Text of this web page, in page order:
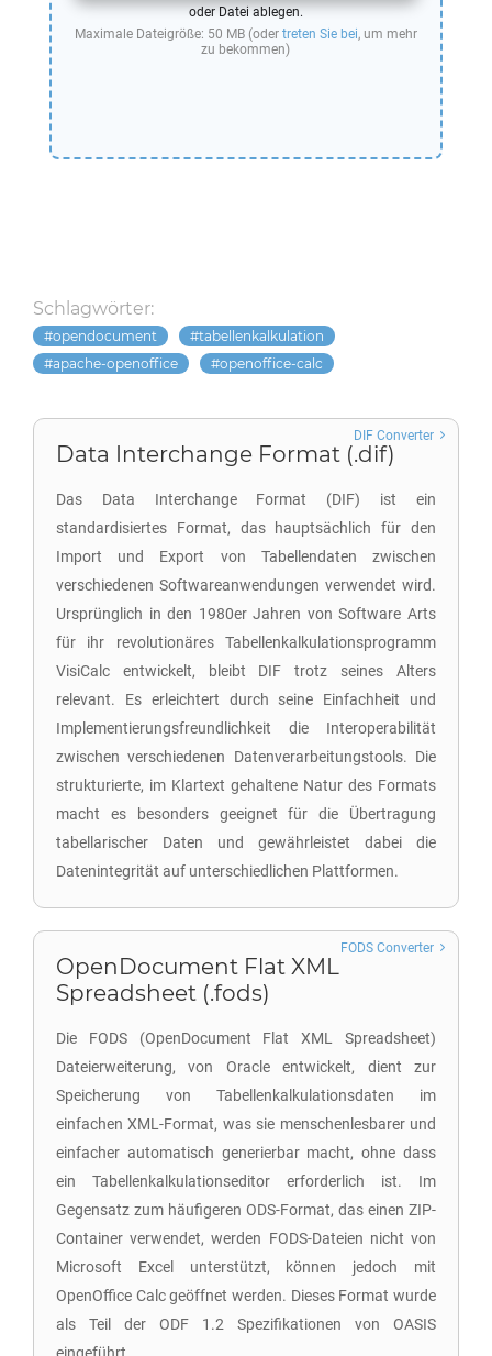
oder Datei ablegen.
Maximale Dateigröße: 50 MB (oder treten Sie bei, um mehr
zu bekommen)
Schlagwörter:
opendocument
tabellenkalkulation
apache-openoffice
openoffice-calc
Data Interchange Format (.dif)
Das Data Interchange Format (DIF) ist ein
standardisiertes Format, das hauptsächlich für den
Import und Export von Tabellendaten zwischen
verschiedenen Softwareanwendungen verwendet wird.
Ursprünglich in den 1980er Jahren von Software Arts
für ihr revolutionäres Tabellenkalkulationsprogramm
VisiCalc entwickelt, bleibt DIF trotz seines Alters
relevant. Es erleichtert durch seine Einfachheit und
Implementierungsfreundlichkeit die Interoperabilität
zwischen verschiedenen Datenverarbeitungstools. Die
strukturierte, im Klartext gehaltene Natur des Formats
macht es besonders geeignet für die Übertragung
tabellarischer Daten und gewährleistet dabei die
Datenintegrität auf unterschiedlichen Plattformen.
DIF Converter
OpenDocument Flat XML
Spreadsheet (.fods)
Die FODS (OpenDocument Flat XML Spreadsheet)
Dateierweiterung, von Oracle entwickelt, dient zur
Speicherung von Tabellenkalkulationsdaten im
einfachen XML-Format, was sie menschenlesbarer und
einfacher automatisch generierbar macht, ohne dass
ein Tabellenkalkulationseditor erforderlich ist. Im
Gegensatz zum häufigeren ODS-Format, das einen ZIP-
Container verwendet, werden FODS-Dateien nicht von
Microsoft Excel unterstützt, können jedoch mit
OpenOffice Calc geöffnet werden. Dieses Format wurde
als Teil der ODF 1.2 Spezifikationen von OASIS
FODS Converter